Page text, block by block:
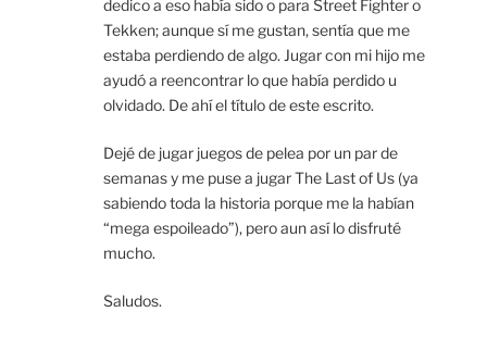
dedico a eso había sido o para Street Fighter o
Tekken; aunque sí me gustan, sentía que me
estaba perdiendo de algo. Jugar con mi hijo me
ayudó a reencontrar lo que había perdido u
olvidado. De ahí el título de este escrito.
Dejé de jugar juegos de pelea por un par de
semanas y me puse a jugar The Last of Us (ya
sabiendo toda la historia porque me la habían
“mega espoileado”), pero aun así lo disfruté
mucho.
Saludos.